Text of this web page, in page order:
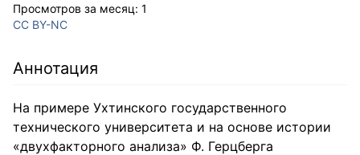
Просмотров за месяц: 1
CC BY-NC
Аннотация
На примере Ухтинского государственного
технического университета и на основе истории
«двухфакторного анализа» Ф. Герцберга